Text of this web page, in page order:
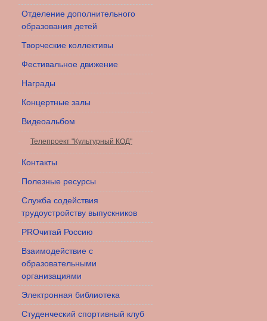
Отделение дополнительного
образования детей
Творческие коллективы
Фестивальное движение
Награды
Концертные залы
Видеоальбом
Телепроект "Культурный КОД"
Контакты
Полезные ресурсы
Служба содействия
трудоустройству выпускников
PROчитай Россию
Взаимодействие с
образовательными
организациями
Электронная библиотека
Студенческий спортивный клуб